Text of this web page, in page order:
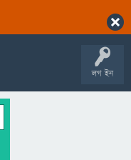
লগ ইন